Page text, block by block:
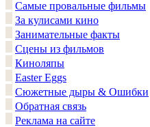
Самые провальные фильмы
За кулисами кино
Занимательные факты
Сцены из фильмов
Киноляпы
Easter Eggs
Сюжетные дыры & Ошибки
Обратная связь
Реклама на сайте